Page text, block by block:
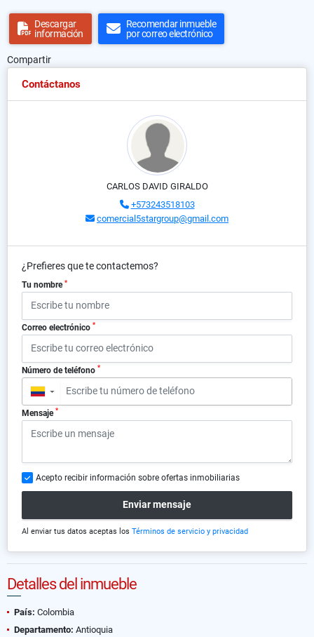
Descargar
información
Recomendar inmueble
por correo electrónico
Compartir
Contáctanos
CARLOS DAVID GIRALDO
+573243518103
comercial5stargroup@gmail.com
¿Prefieres que te contactemos?
Tu nombre *
Correo electrónico *
Número de teléfono *
▼
Mensaje *
Acepto recibir información sobre ofertas inmobiliarias
Enviar mensaje
Al enviar tus datos aceptas los Términos de servicio y privacidad
Detalles del inmueble
País: Colombia
Departamento: Antioquia